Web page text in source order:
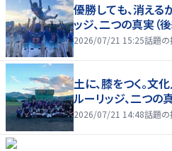
優勝しても、消える
ッジ、二つの真実（後
2026/07/21 15:25話題の
土に、膝をつく。文
ルーリッジ、二つの
2026/07/21 14:48話題の